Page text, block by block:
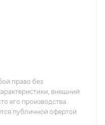
право без
внешний
его производства.
публичной офертой